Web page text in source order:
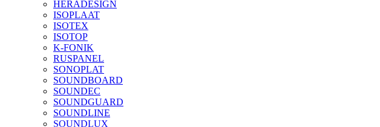
HERADESIGN
ISOPLAAT
ISOTEX
ISOTOP
K-FONIK
RUSPANEL
SONOPLAT
SOUNDBOARD
SOUNDEC
SOUNDGUARD
SOUNDLINE
SOUNDLUX